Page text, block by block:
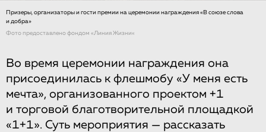
Призеры, организаторы и гости премии на церемонии награждения «В союзе слова
и добра»
Фото предоставлено фондом «Линия Жизни«
Во время церемонии награждения она
присоединилась к флешмобу «У меня есть
мечта», организованного проектом +1
и торговой благотворительной площадкой
«1+1». Суть мероприятия — рассказать